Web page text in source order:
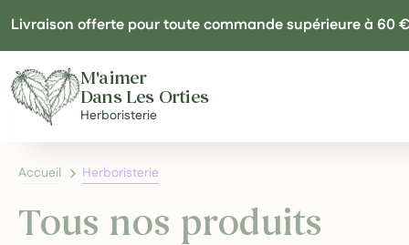
Livraison offerte pour toute commande supérieure à 60 €
M'aimer
Dans Les Orties
Herboristerie
Accueil Herboristerie
Tous nos produits